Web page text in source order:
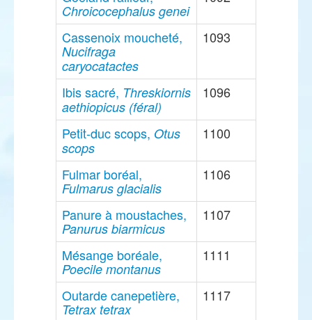
Chroicocephalus genei
Cassenoix moucheté,
Nucifraga
caryocatactes
1093
Ibis sacré, Threskiornis
aethiopicus (féral)
1096
Petit-duc scops, Otus
scops
1100
Fulmar boréal,
Fulmarus glacialis
1106
Panure à moustaches,
Panurus biarmicus
1107
Mésange boréale,
Poecile montanus
1111
Outarde canepetière,
Tetrax tetrax
1117